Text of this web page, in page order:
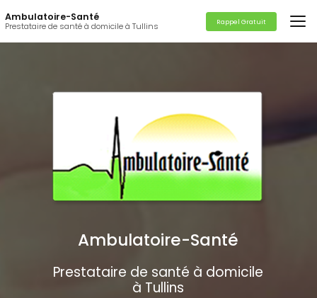
au
contenu
principal
Ambulatoire-Santé
Prestataire de santé à domicile à Tullins Rappel Gratuit
Ambulatoire-Santé
Prestataire de santé à domicile
à Tullins